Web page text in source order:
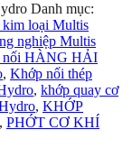
Danh mục:
loại Multis
nghiệp Multis
nối HÀNG HẢI
, Khớp nối thép
, khớp quay cơ
, KHỚP
, PHỚT CƠ KHÍ